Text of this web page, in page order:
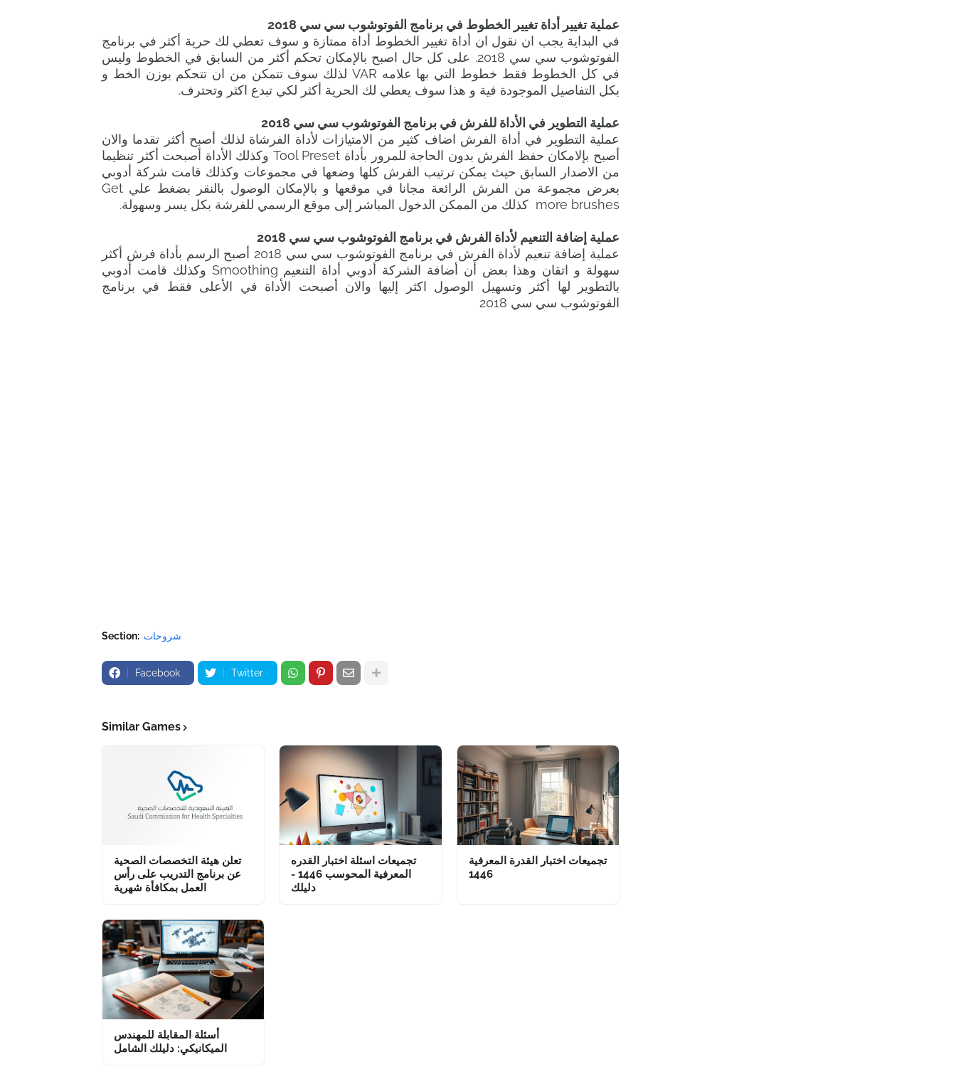
عملية تغيير أداة تغيير الخطوط في برنامج الفوتوشوب سي سي 2018
في البداية يجب ان نقول ان أداة تغيير الخطوط أداة ممتازة و سوف تعطي لك حرية أكثر في برنامج
الفوتوشوب سي سي 2018. على كل حال اصبح بالإمكان تحكم أكثر من السابق في الخطوط وليس
في كل الخطوط فقط خطوط التي بها علامه VAR لذلك سوف تتمكن من ان تتحكم بوزن الخط و
بكل التفاصيل الموجودة فية و هذا سوف يعطي لك الحرية أكثر لكي تبدع اكثر وتحترف.
عملية التطوير في الأداة للفرش في برنامج الفوتوشوب سي سي 2018
عملية التطوير في أداة الفرش اضاف كثير من الامتيازات لأداة الفرشاة لذلك أصبح أكثر تقدما والان
أصبح بإلامكان حفظ الفرش بدون الحاجة للمرور بأداة Tool Preset وكذلك الأداة أصبحت أكثر تنظيما
من الاصدار السابق حيث يمكن ترتيب الفرش كلها وضعها في مجموعات وكذلك قامت شركة أدوبي
بعرض مجموعة من الفرش الرائعة مجانا في موقعها و بالإمكان الوصول بالنقر بضغط علي Get
more brushes كذلك من الممكن الدخول المباشر إلى موقع الرسمي للفرشة بكل يسر وسهولة.
عملية إضافة التنعيم لأداة الفرش في برنامج الفوتوشوب سي سي 2018
عملية إضافة تنعيم لأداة الفرش في برنامج الفوتوشوب سي سي 2018 أصبح الرسم بأداة فرش أكثر
سهولة و اتقان وهذا بعض أن أضافة الشركة أدوبي أداة التنعيم Smoothing وكذلك قامت أدوبي
بالتطوير لها أكثر وتسهيل الوصول اكثر إليها والان أصبحت الأداة في الأعلى فقط في برنامج
الفوتوشوب سي سي 2018
Section: شروحات
Facebook Twitter
Similar Games
تعلن هيئة التخصصات الصحية
عن برنامج التدريب على رأس
العمل بمكافأة شهرية
تجميعات اسئلة اختبار القدره
المعرفية المحوسب 1446 -
دليلك
تجميعات اختبار القدرة المعرفية
1446
أسئلة المقابلة للمهندس
الميكانيكي: دليلك الشامل